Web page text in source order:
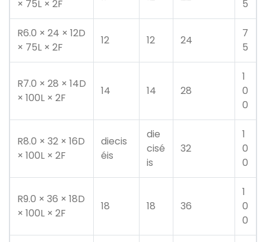
× 75L × 2F
5
R6.0 × 24 × 12D
× 75L × 2F
12 12 24
7
5
R7.0 × 28 × 14D
× 100L × 2F
14 14 28
1
0
0
R8.0 × 32 × 16D
× 100L × 2F
diecis
éis
die
cisé
is
32
1
0
0
R9.0 × 36 × 18D
× 100L × 2F
18 18 36
1
0
0